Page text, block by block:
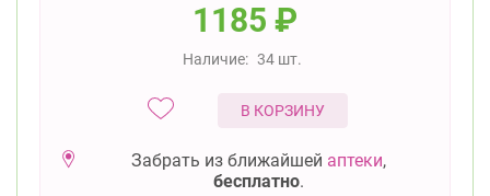
1185 ₽
Наличие: 34 шт.
В КОРЗИНУ
Забрать из ближайшей аптеки,
бесплатно.